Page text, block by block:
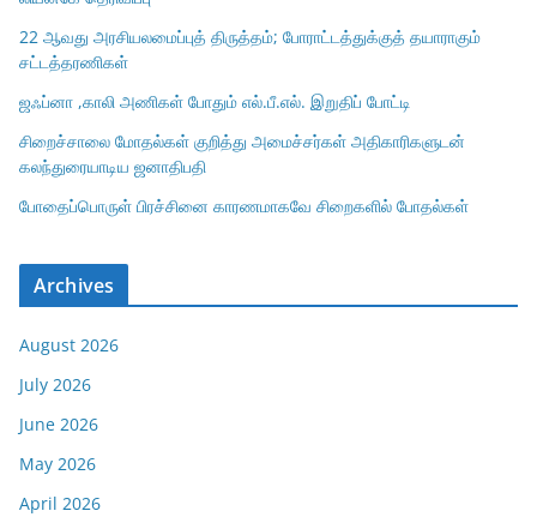
22 ஆவது அரசியலமைப்புத் திருத்தம்; போராட்டத்துக்குத் தயாராகும்
சட்டத்தரணிகள்
ஜஃப்னா ,காலி அணிகள் போதும் எல்.பீ.எல். இறுதிப் போட்டி
சிறைச்சாலை மோதல்கள் குறித்து அமைச்சர்கள் அதிகாரிகளுடன்
கலந்துரையாடிய ஜனாதிபதி
போதைப்பொருள் பிரச்சினை காரணமாகவே சிறைகளில் போதல்கள்
Archives
August 2026
July 2026
June 2026
May 2026
April 2026